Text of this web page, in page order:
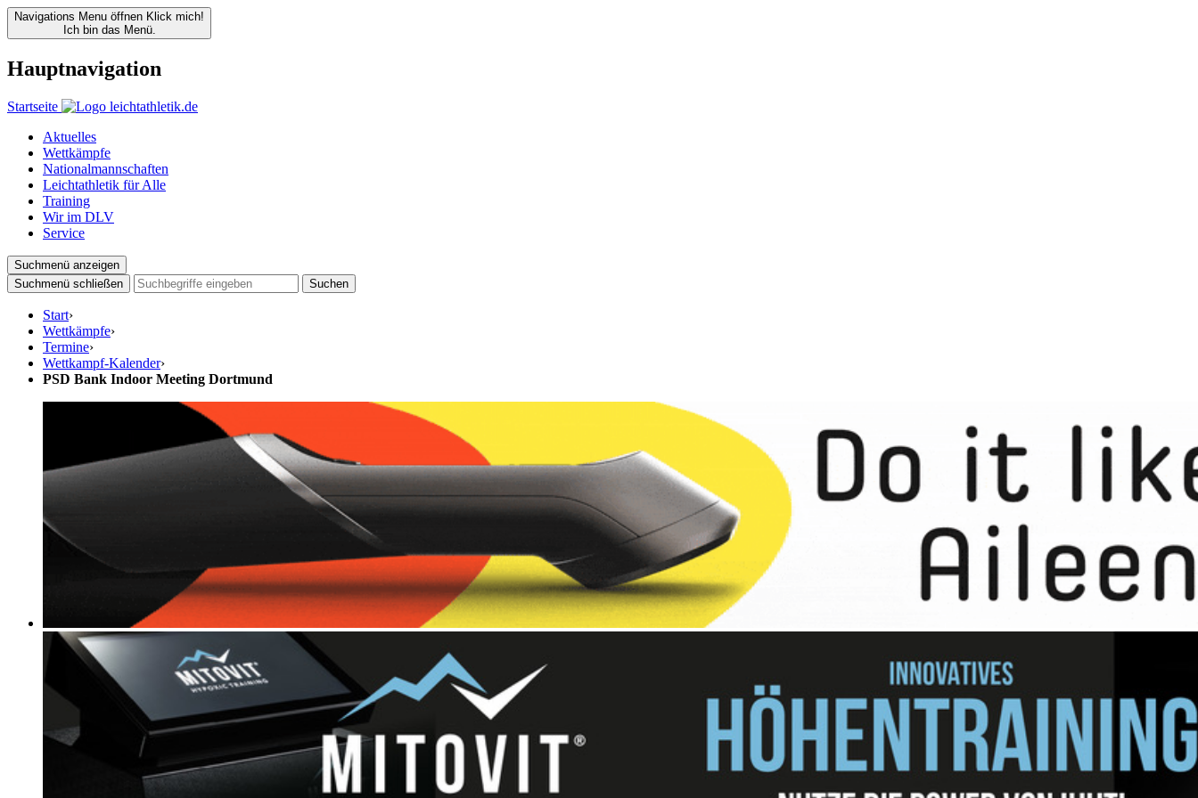
Navigations Menu öffnen Klick mich!
Ich bin das Menü.
Hauptnavigation
Startseite
Aktuelles
Wettkämpfe
Nationalmannschaften
Leichtathletik für Alle
Training
Wir im DLV
Service
Suchmenü anzeigen
Suchmenü schließen
Suchen
Start›
Wettkämpfe›
Termine›
Wettkampf-Kalender›
PSD Bank Indoor Meeting Dortmund